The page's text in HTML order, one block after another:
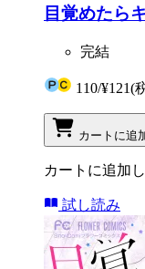
目覚めたら
完結
110/¥121(
カートに追
カートに追加
試し読み